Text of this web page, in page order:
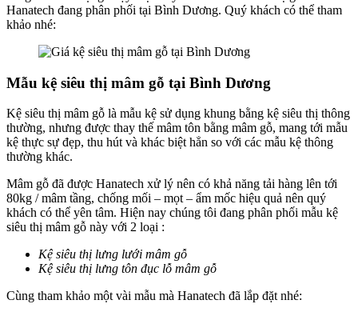
Hanatech đang phân phối tại Bình Dương. Quý khách có thể tham
khảo nhé:
Mẫu kệ siêu thị mâm gỗ tại Bình Dương
Kệ siêu thị mâm gỗ là mẫu kệ sử dụng khung bằng kệ siêu thị thông
thường, nhưng được thay thế mâm tôn bằng mâm gỗ, mang tới mẫu
kệ thực sự đẹp, thu hút và khác biệt hẳn so với các mẫu kệ thông
thường khác.
Mâm gỗ đã được Hanatech xử lý nên có khả năng tải hàng lên tới
80kg / mâm tầng, chống mối – mọt – ẩm mốc hiệu quả nên quý
khách có thể yên tâm. Hiện nay chúng tôi đang phân phối mẫu kệ
siêu thị mâm gỗ này với 2 loại :
Kệ siêu thị lưng lưới mâm gỗ
Kệ siêu thị lưng tôn đục lỗ mâm gỗ
Cùng tham khảo một vài mẫu mà Hanatech đã lắp đặt nhé: